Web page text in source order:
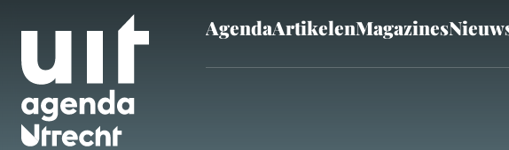
Skip to main content AgendaArtikelenMagazines